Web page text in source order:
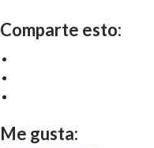
Comparte esto:
Me gusta: